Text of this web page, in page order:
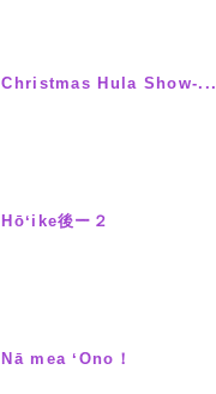
Christmas Hula Show-...
Hōʻike後ー２
Nā mea ʻOno！